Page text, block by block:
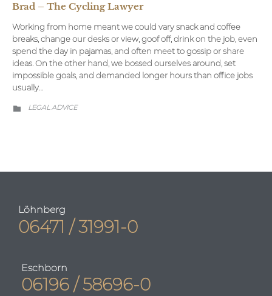
Brad – The Cycling Lawyer
Working from home meant we could vary snack and coffee
breaks, change our desks or view, goof off, drink on the job, even
spend the day in pajamas, and often meet to gossip or share
ideas. On the other hand, we bossed ourselves around, set
impossible goals, and demanded longer hours than office jobs
usually…
 CATEGORY
LEGAL ADVICE
Löhnberg
06471 / 31991-0
Eschborn
06196 / 58696-0